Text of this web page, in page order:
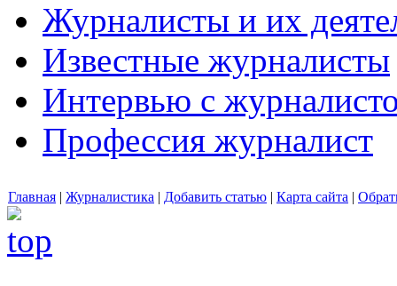
Журналисты и их
Известные журналисты
Интервью с
Профессия журналист
Главная | Журналистика | Добавить статью | Карта сайта |